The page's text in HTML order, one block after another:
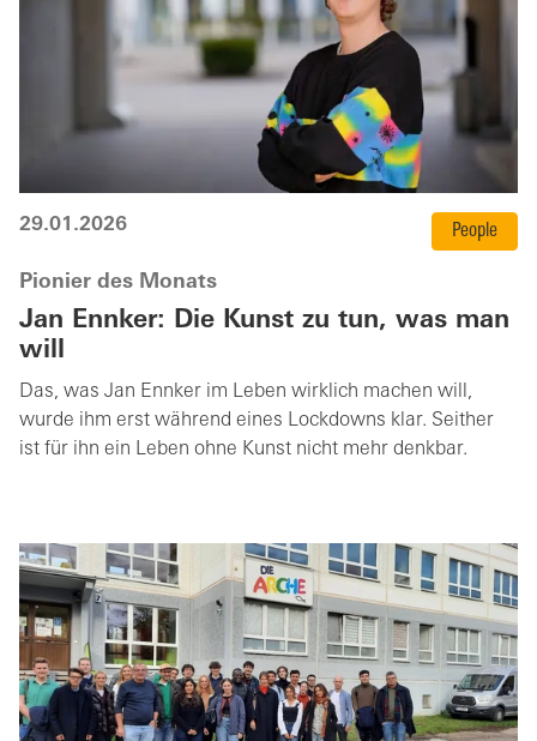
29.01.2026 People
Pionier des Monats
Jan Ennker: Die Kunst zu tun, was man
will
Das, was Jan Ennker im Leben wirklich machen will,
wurde ihm erst während eines Lockdowns klar. Seither
ist für ihn ein Leben ohne Kunst nicht mehr denkbar.